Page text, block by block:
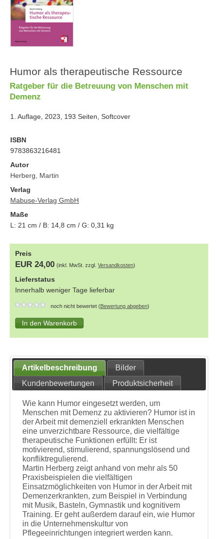
Humor als therapeutische Ressource
Ratgeber für die Betreuung von Menschen mit
Demenz
1. Auflage, 2023, 193 Seiten, Softcover
ISBN
9783863216481
Autor
Herberg, Martin
Verlag
Mabuse-Verlag GmbH
Maße
L:21 cm / B: 14,8 cm / G:0,31 kg
Preis
EUR 24,00 (inkl. MwSt. zzgl.Versandkosten)
Lieferstatus
Innerhalb weniger Tage lieferbar
noch nicht bewertet (Bewertung abgeben)
Artikelbeschreibung
Bilder
Kundenbewertungen
Produktsicherheit
Wie kann Humor eingesetzt werden, um
Menschen mit Demenz zu aktivieren? Humor ist in
der Arbeit mit demenziell erkrankten Menschen
eine unverzichtbare Ressource, die vielfältige
therapeutische Funktionen erfüllt: Er ist
motivierend, stimulierend, spannungslösend und
konfliktregulierend.
Martin Herberg zeigt anhand von mehr als 50
Praxisbeispielen die vielfältigen
Einsatzmöglichkeiten von Humor in der Arbeit mit
Demenzerkrankten, zum Beispiel in Verbindung
mit Musik, Basteln, Gymnastik und kognitivem
Training. Er geht außerdem darauf ein, wie Humor
in die Unternehmenskultur von
Pflegeeinrichtungen integriert werden kann.